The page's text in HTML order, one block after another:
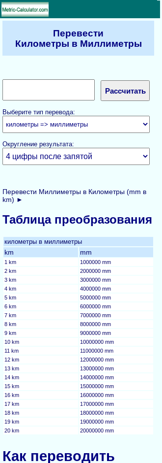
Перевести
Километры в Миллиметры
Выберите тип перевода:
Округление результата:
Перевести Миллиметры в Километры (mm в
km) ►
Таблица преобразования
километры в миллиметры
km mm
1 km
1000000 mm
2 km
2000000 mm
3 km
3000000 mm
4 km
4000000 mm
5 km
5000000 mm
6 km
6000000 mm
7 km
7000000 mm
8 km
8000000 mm
9 km
9000000 mm
10 km
10000000 mm
11 km
11000000 mm
12 km
12000000 mm
13 km
13000000 mm
14 km
14000000 mm
15 km
15000000 mm
16 km
16000000 mm
17 km
17000000 mm
18 km
18000000 mm
19 km
19000000 mm
20 km
20000000 mm
Как переводить